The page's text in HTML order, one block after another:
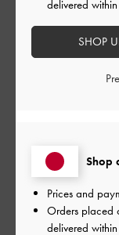
ご利用者様
ピンクを購入しま
す。
カード入れは使い
を入れると取り出
Shop
Prices and
Orders placed
delivered
delivered
SHOP